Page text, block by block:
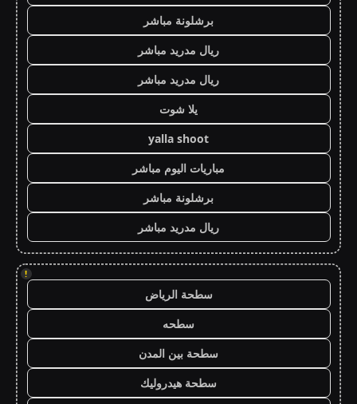
برشلونة مباشر
ريال مدريد مباشر
ريال مدريد مباشر
يلا شوت
yalla shoot
مباريات اليوم مباشر
برشلونة مباشر
ريال مدريد مباشر
!
سطحة الرياض
سطحه
سطحة بين المدن
سطحة هيدروليك